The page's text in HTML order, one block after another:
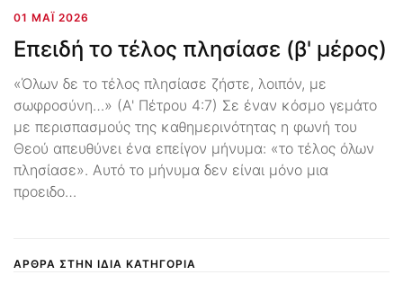
01 ΜΆΙ 2026
Επειδή το τέλος πλησίασε (β' μέρος)
«Όλων δε το τέλος πλησίασε ζήστε, λοιπόν, με
σωφροσύνη…» (Α' Πέτρου 4:7) Σε έναν κόσμο γεμάτο
με περισπασμούς της καθημερινότητας η φωνή του
Θεού απευθύνει ένα επείγον μήνυμα: «το τέλος όλων
πλησίασε». Αυτό το μήνυμα δεν είναι μόνο μια
προειδο…
ΑΡΘΡΑ ΣΤΗΝ ΙΔΙΑ ΚΑΤΗΓΟΡΙΑ